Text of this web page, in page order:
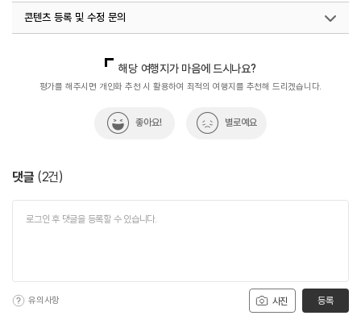
콘텐츠 등록 및 수정 문의
열린관광콘텐츠팀(열린관광-모두의여행)
033-738-3425
해당 여행지가 마음에 드시나요?
평가를 해주시면 개인화 추천 시 활용하여 최적의 여행지를 추천해 드리겠습니다.
좋아요! 별로예요
댓글 (2건)
사진
유의사항 등록